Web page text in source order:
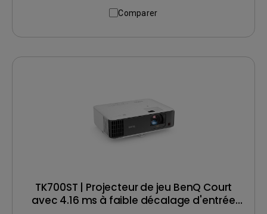
Comparer
TK700ST | Projecteur de jeu BenQ Court
avec 4.16 ms à faible décalage d'entrée